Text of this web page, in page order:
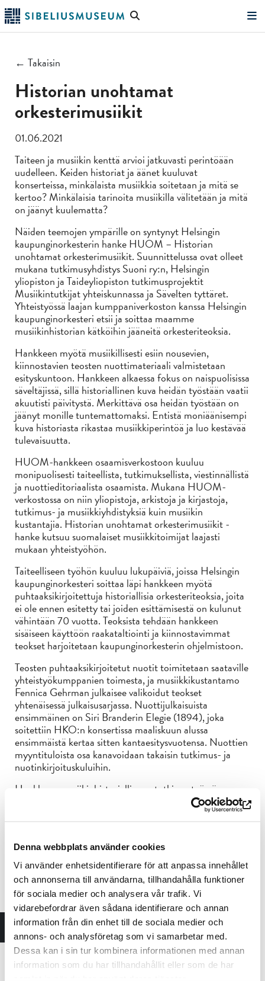
Denna webbplats använder cookies
Vi använder enhetsidentifierare för att anpassa innehållet
och annonserna till användarna, tillhandahålla funktioner
för sociala medier och analysera vår trafik. Vi
vidarebefordrar även sådana identifierare och annan
information från din enhet till de sociala medier och
annons- och analysföretag som vi samarbetar med.
Dessa kan i sin tur kombinera informationen med annan
information som du har tillhandahållit eller som de har
Siirry
pääsisältöön
Hae
← Takaisin
Historian unohtamat
orkesterimusiikit
01.06.2021
Taiteen ja musiikin kenttä arvioi jatkuvasti perintöään
uudelleen. Keiden historiat ja äänet kuuluvat
konserteissa, minkälaista musiikkia soitetaan ja mitä se
kertoo? Minkälaisia tarinoita musiikilla välitetään ja mitä
on jäänyt kuulematta?
Näiden teemojen ympärille on syntynyt Helsingin
kaupunginorkesterin hanke HUOM – Historian
unohtamat orkesterimusiikit. Suunnittelussa ovat olleet
mukana tutkimusyhdistys Suoni ry:n, Helsingin
yliopiston ja Taideyliopiston tutkimusprojektit
Musiikintutkijat yhteiskunnassa ja Sävelten tyttäret.
Yhteistyössä laajan kumppaniverkoston kanssa Helsingin
kaupunginorkesteri etsii ja soittaa maamme
musiikinhistorian kätköihin jääneitä orkesteriteoksia.
Hankkeen myötä musiikillisesti esiin nousevien,
kiinnostavien teosten nuottimateriaali valmistetaan
esityskuntoon. Hankkeen alkaessa fokus on naispuolisissa
säveltäjissä, sillä historiallinen kuva heidän työstään vaatii
akuutisti päivitystä. Merkittävä osa heidän työstään on
jäänyt monille tuntemattomaksi. Entistä moniäänisempi
kuva historiasta rikastaa musiikkiperintöä ja luo kestävää
tulevaisuutta.
HUOM-hankkeen osaamisverkostoon kuuluu
monipuolisesti taiteellista, tutkimuksellista, viestinnällistä
ja nuottieditoriaalista osaamista. Mukana HUOM-
verkostossa on niin yliopistoja, arkistoja ja kirjastoja,
tutkimus- ja musiikkiyhdistyksiä kuin musiikin
kustantajia. Historian unohtamat orkesterimusiikit -
hanke kutsuu suomalaiset musiikkitoimijat laajasti
mukaan yhteistyöhön.
Taiteelliseen työhön kuuluu lukupäiviä, joissa Helsingin
kaupunginorkesteri soittaa läpi hankkeen myötä
puhtaaksikirjoitettuja historiallisia orkesteriteoksia, joita
ei ole ennen esitetty tai joiden esittämisestä on kulunut
vähintään 70 vuotta. Teoksista tehdään hankkeen
sisäiseen käyttöön raakataltiointi ja kiinnostavimmat
teokset harjoitetaan kaupunginorkesterin ohjelmistoon.
Teosten puhtaaksikirjoitetut nuotit toimitetaan saataville
yhteistyökumppanien toimesta, ja musiikkikustantamo
Fennica Gehrman julkaisee valikoidut teokset
yhtenäisessä julkaisusarjassa. Nuottijulkaisuista
ensimmäinen on Siri Branderin Elegie (1894), joka
soitettiin HKO:n konsertissa maaliskuun alussa
ensimmäistä kertaa sitten kantaesitysvuotensa. Nuottien
myyntituloista osa kanavoidaan takaisin tutkimus- ja
nuotinkirjoituskuluihin.
Hankkeen musiikinhistoriallisessa tutkimustyössä
orkesterimusiikkia ja sen tekijöitä, sekä sovelletaan
”Tämä hanke on syntynyt puhtaasta löytämisen ilosta, ja
sen on tarkoitus kantaa tuntemattomaksi jäänyttä
musiikkia vihdoin kaikkien omin korvin kuultavaksi.
Suomen perinteikkäimmän orkesterin asemassa
pidämme tärkeänä tehtävänämme olla etulinjassa
tekemässä löytöjä yhdessä loistavien suomalaisten
musiikintutkijoiden ja yhteistyökumppaniemme kanssa.
Siten myös käytännön tasolla edistämme muidenkin
suomalaisten orkestereiden ohjelmiston päivittymistä ja
laajenemista”, kertoo Helsingin kaupunginorkesterin